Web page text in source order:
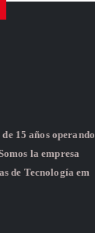
15 años operando
la empresa
de Tecnología em